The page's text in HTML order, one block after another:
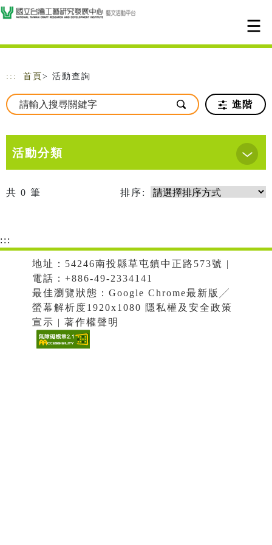
跳到主要內容
網站導覽
::: 首頁 > 活動查詢
進階
活動分類
共 0 筆 排序:
:::
地址：54246南投縣草屯鎮中正路573號 |
電話：+886-49-2334141
最佳瀏覽狀態：Google Chrome最新版╱
螢幕解析度1920x1080 隱私權及安全政策
宣示 | 著作權聲明